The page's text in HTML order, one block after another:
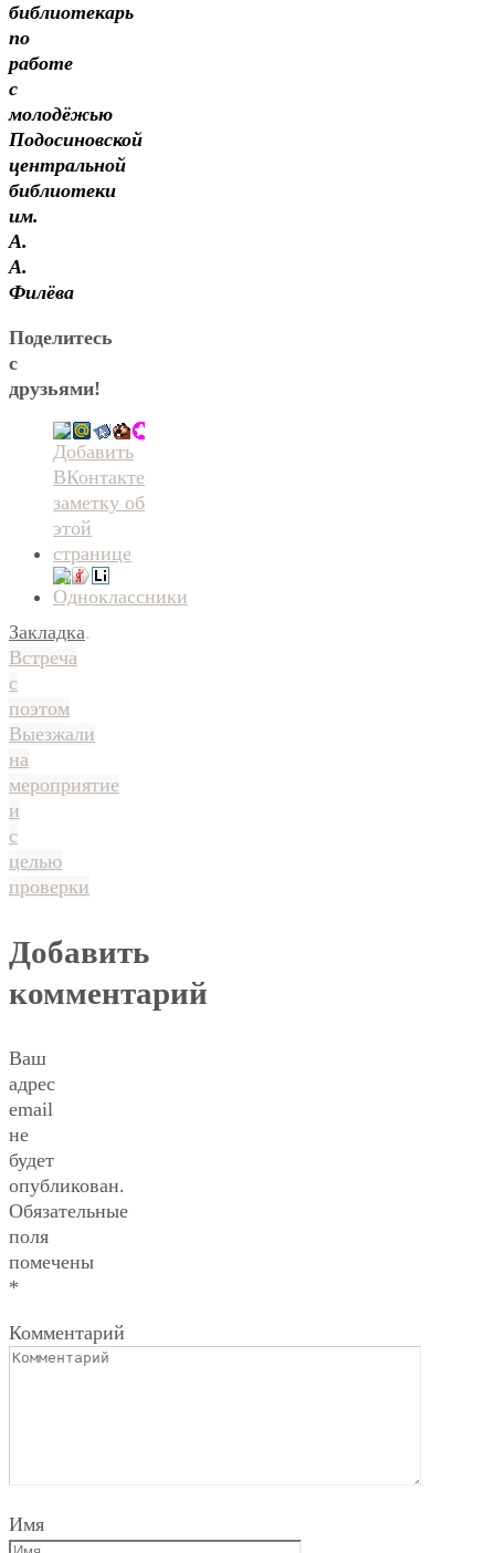
библиотекарь
по
работе
с
молодёжью
Подосиновской
центральной
библиотеки
им.
А.
А.
Филёва
Поделитесь
с
друзьями!
Закладка.
Встреча
с
поэтом
Выезжали
на
мероприятие
и
с
целью
проверки
Добавить
комментарий
Ваш
адрес
email
не
будет
опубликован.
Обязательные
поля
помечены
*
Комментарий
Имя